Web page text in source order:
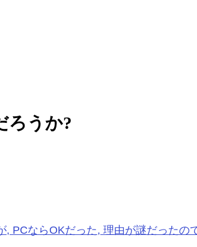
ろうか?
PCならOKだった, 理由が謎だったの